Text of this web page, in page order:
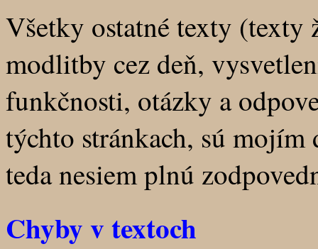
Všetky ostatné texty (texty
modlitby cez deň,
funkčnosti, otázky a
týchto stránkach, sú
teda nesiem plnú
Chyby v textoch